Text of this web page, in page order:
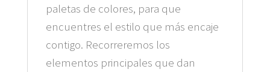
paletas de colores, para que
encuentres el estilo que más encaje
contigo. Recorreremos los
elementos principales que dan